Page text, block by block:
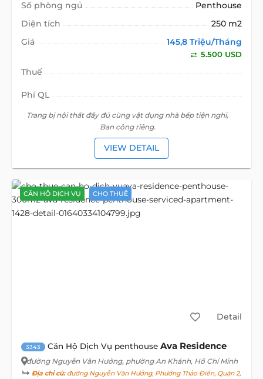
Số phòng ngủ
Penthouse
Diện tích
250 m2
Giá
145,8 Triệu/Tháng
5.500 USD
Thuế
Phí QL
Trang bị nội thất đầy đủ cùng vật dụng nhà bếp tiện nghi,
Ban công riêng.
VIEW DETAIL
CĂN HỘ DỊCH VỤ CHO THUÊ
Detail
3343 Căn Hộ Dịch Vụ penthouse Ava Residence
đường Nguyễn Văn Hưởng, phường An Khánh, Hồ Chí Minh
Địa chỉ cũ:đường Nguyễn Văn Hưởng, Phường Thảo Điền, Quận 2,